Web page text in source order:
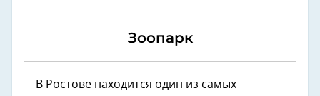
Зоопарк
В Ростове находится один из самых